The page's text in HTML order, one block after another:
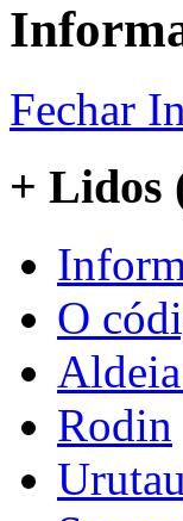
Fechar
+ Lidos
O
Rodin
Urutau